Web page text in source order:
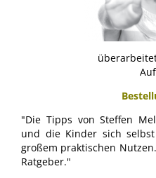
"Die Tipps von Steffen
und die Kinder sich
großem praktischen
Ratgeber."